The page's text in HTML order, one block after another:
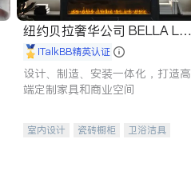
纽约贝拉奢华公司 BELLA LUX
E iTalkBB精英认证
设计、制造、安装一体化，打造高
端定制家具和商业空间
室内设计 瓷砖橱柜
卫浴洁具